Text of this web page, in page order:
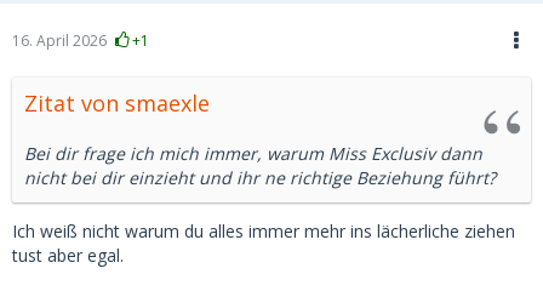
16. April 2026 +1
Zitat von smaexle
Bei dir frage ich mich immer, warum Miss Exclusiv dann
nicht bei dir einzieht und ihr ne richtige Beziehung führt?
Ich weiß nicht warum du alles immer mehr ins lächerliche ziehen
tust aber egal.